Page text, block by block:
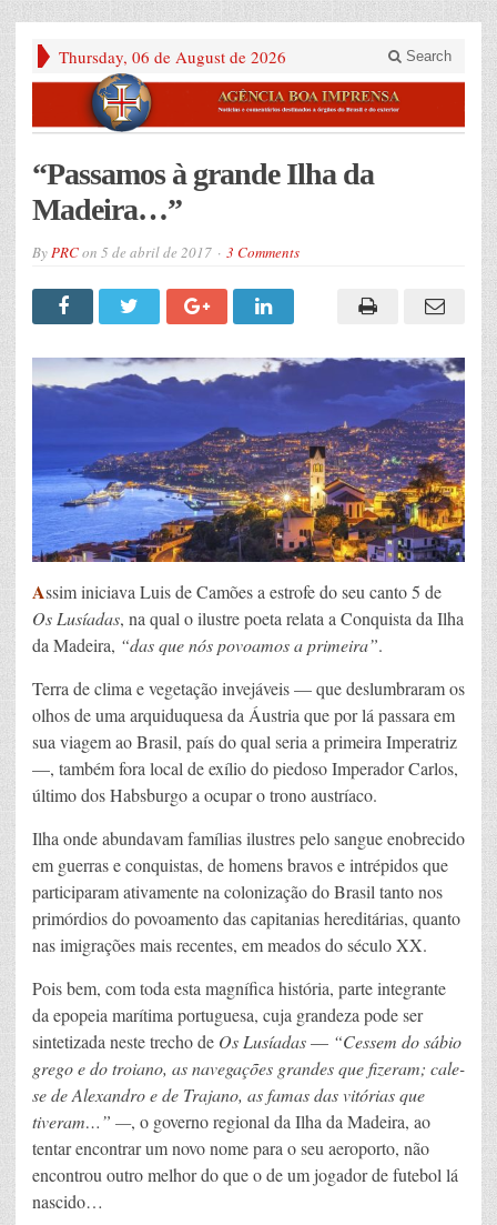
Thursday, 06 de August de 2026 Search
“Passamos à grande Ilha da
Madeira…”
ByPRCon 5 de abril de 2017 3 Comments
Assim iniciava Luis de Camões a estrofe do seu canto 5 de
Os Lusíadas, na qual o ilustre poeta relata a Conquista da Ilha
da Madeira, “das que nós povoamos a primeira”.
Terra de clima e vegetação invejáveis — que deslumbraram os
olhos de uma arquiduquesa da Áustria que por lá passara em
sua viagem ao Brasil, país do qual seria a primeira Imperatriz
—, também fora local de exílio do piedoso Imperador Carlos,
último dos Habsburgo a ocupar o trono austríaco.
Ilha onde abundavam famílias ilustres pelo sangue enobrecido
em guerras e conquistas, de homens bravos e intrépidos que
participaram ativamente na colonização do Brasil tanto nos
primórdios do povoamento das capitanias hereditárias, quanto
nas imigrações mais recentes, em meados do século XX.
Pois bem, com toda esta magnífica história, parte integrante
da epopeia marítima portuguesa, cuja grandeza pode ser
sintetizada neste trecho de Os Lusíadas— “Cessem do sábio
grego e do troiano, as navegações grandes que fizeram; cale-
se de Alexandro e de Trajano, as famas das vitórias que
tiveram…” —, o governo regional da Ilha da Madeira, ao
tentar encontrar um novo nome para o seu aeroporto, não
encontrou outro melhor do que o de um jogador de futebol lá
nascido…